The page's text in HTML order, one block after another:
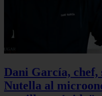
Dani García, chef,
Nutella al